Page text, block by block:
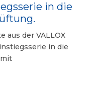
in die
aus der VALLOX
in die